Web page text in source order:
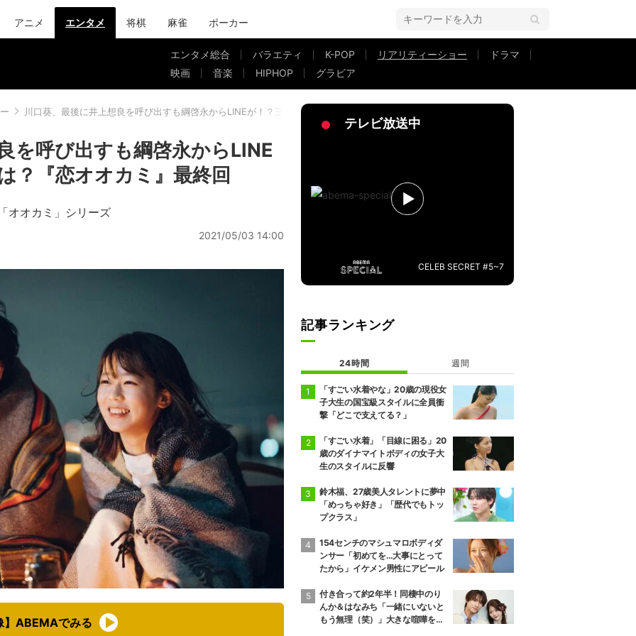
アニメ エンタメ 将棋 麻雀 ポーカー
エンタメ総合 バラエティ K-POP リアリティーショー
ドラマ
映画
音楽 HIPHOP グラビア
川口葵、最後に井上想良を呼び出すも綱啓永からLINEが！？三角関係の行方は？『恋オオカミ』最終回
を呼び出すも綱啓永からLINE
？『恋オオカミ』最終回
オオカミ」シリーズ
2021/05/03 14:00
】ABEMAでみる
テレビ放送中
CELEB SECRET #5~7
記事ランキング
24時間 週間
「すごい水着やな」20歳の現役女
子大生の国宝級スタイルに全員衝
撃「どこで支えてる？」
「すごい水着」「目線に困る」20
歳のダイナマイトボディの女子大
生のスタイルに反響
鈴木福、27歳美人タレントに夢中
「めっちゃ好き」「歴代でもトッ
プクラス」
154センチのマシュマロボディダ
ンサー「初めてを…大事にとって
たから」イケメン男性にアピール
付き合って約2年半！同棲中のり
んか＆はなみち「一緒にいないと
もう無理（笑）」大きな喧嘩を経